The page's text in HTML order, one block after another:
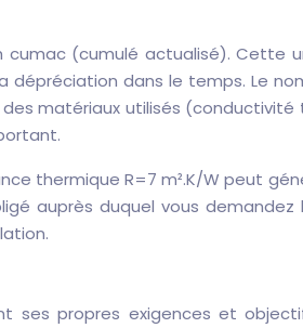
(cumulé actualisé). Cette
dans le temps. Le
matériaux utilisés
thermique R=7 m².K/W peut
auprès duquel vous
ses propres exigences et